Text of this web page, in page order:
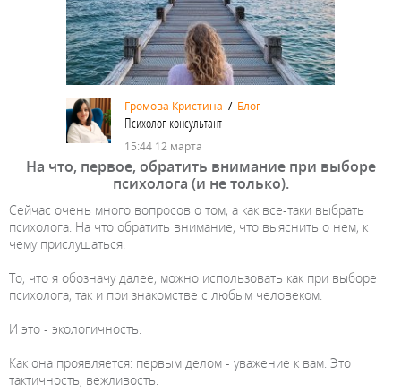
Громова Кристина / Блог
Психолог-консультант
15:44 12 марта
На что, первое, обратить внимание при выборе
психолога (и не только).
Сейчас очень много вопросов о том, а как все-таки выбрать
психолога. На что обратить внимание, что выяснить о нем, к
чему прислушаться.
То, что я обозначу далее, можно использовать как при выборе
психолога, так и при знакомстве с любым человеком.
И это - экологичность.
Как она проявляется: первым делом - уважение к вам. Это
тактичность, вежливость.